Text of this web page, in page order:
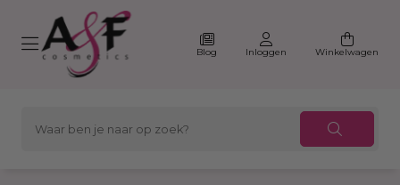
Blog Inloggen Winkelwagen